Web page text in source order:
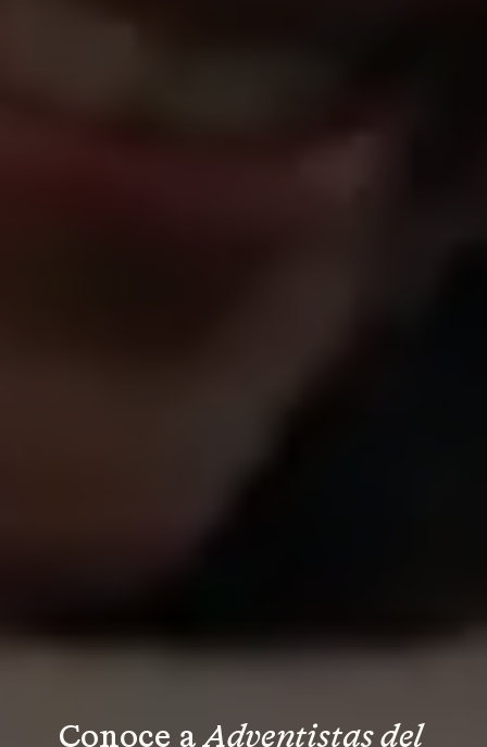
Conoce a Adventistas del